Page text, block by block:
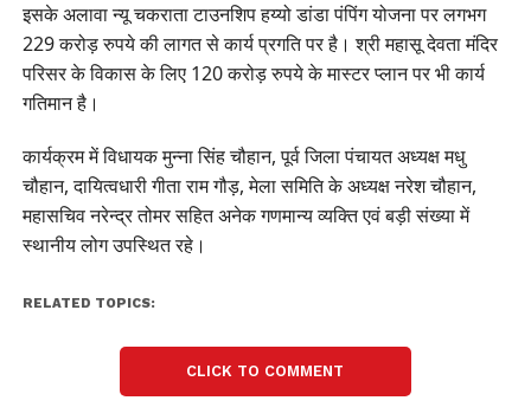
इसके अलावा न्यू चकराता टाउनशिप हय्यो डांडा पंपिंग योजना पर लगभग
229 करोड़ रुपये की लागत से कार्य प्रगति पर है। श्री महासू देवता मंदिर
परिसर के विकास के लिए 120 करोड़ रुपये के मास्टर प्लान पर भी कार्य
गतिमान है।
कार्यक्रम में विधायक मुन्ना सिंह चौहान, पूर्व जिला पंचायत अध्यक्ष मधु
चौहान, दायित्वधारी गीता राम गौड़, मेला समिति के अध्यक्ष नरेश चौहान,
महासचिव नरेन्द्र तोमर सहित अनेक गणमान्य व्यक्ति एवं बड़ी संख्या में
स्थानीय लोग उपस्थित रहे।
RELATED TOPICS:
CLICK TO COMMENT